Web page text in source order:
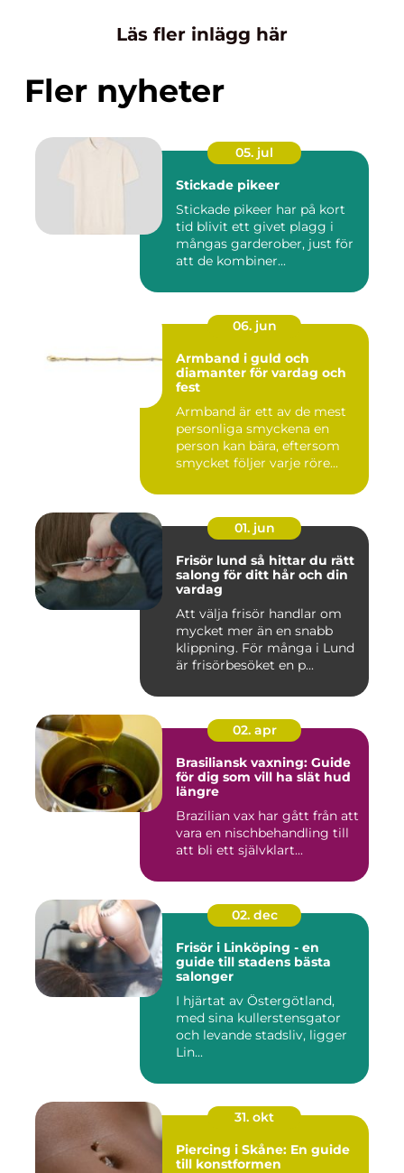
Läs fler inlägg här
Fler nyheter
05. jul
Stickade pikeer
Stickade pikeer har på kort
tid blivit ett givet plagg i
mångas garderober, just för
att de kombiner...
06. jun
Armband i guld och
diamanter för vardag och
fest
Armband är ett av de mest
personliga smyckena en
person kan bära, eftersom
smycket följer varje röre...
01. jun
Frisör lund så hittar du rätt
salong för ditt hår och din
vardag
Att välja frisör handlar om
mycket mer än en snabb
klippning. För många i Lund
är frisörbesöket en p...
02. apr
Brasiliansk vaxning: Guide
för dig som vill ha slät hud
längre
Brazilian vax har gått från att
vara en nischbehandling till
att bli ett självklart...
02. dec
Frisör i Linköping - en
guide till stadens bästa
salonger
I hjärtat av Östergötland,
med sina kullerstensgator
och levande stadsliv, ligger
Lin...
31. okt
Piercing i Skåne: En guide
till konstformen